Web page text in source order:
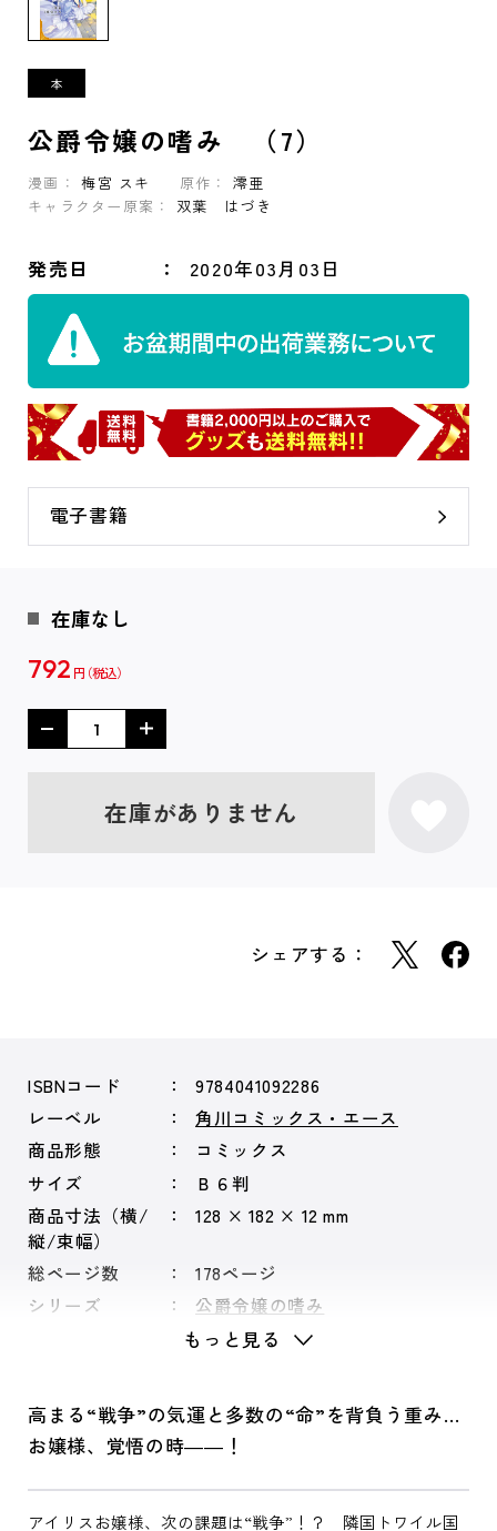
公爵令嬢の嗜み （7）
漫画： 梅宮 スキ 原作：
澪亜
キャラクター原案：
双葉 はづき
発売日 2020年03月03日
電子書籍
在庫なし
792 円
在庫がありません
シェアする：
ISBNコード
9784041092286
レーベル
角川コミックス・エース
商品形態
コミックス
サイズ
Ｂ６判
商品寸法（横/
縦/束幅）
128 × 182 × 12 mm
総ページ数
178ページ
シリーズ
公爵令嬢の嗜み
もっと見る
高まる“戦争”の気運と多数の“命”を背負う重み…
お嬢様、覚悟の時――！
アイリスお嬢様、次の課題は“戦争”！？ 隣国トワイル国